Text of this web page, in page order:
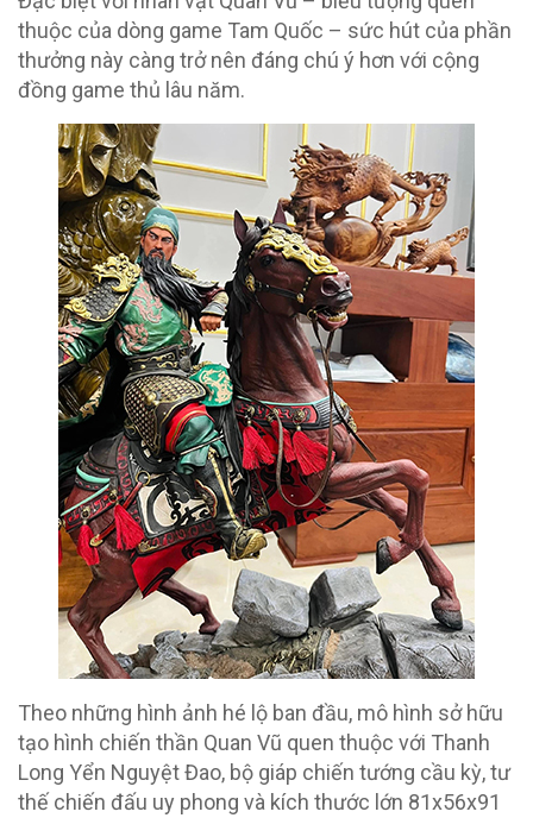
thuộc của dòng game Tam Quốc – sức hút của phần
thưởng này càng trở nên đáng chú ý hơn với cộng
đồng game thủ lâu năm.
Theo những hình ảnh hé lộ ban đầu, mô hình sở hữu
tạo hình chiến thần Quan Vũ quen thuộc với Thanh
Long Yển Nguyệt Đao, bộ giáp chiến tướng cầu kỳ, tư
thế chiến đấu uy phong và kích thước lớn 81x56x91